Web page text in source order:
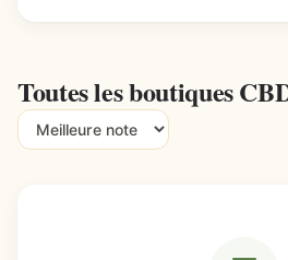
Toutes les boutiques